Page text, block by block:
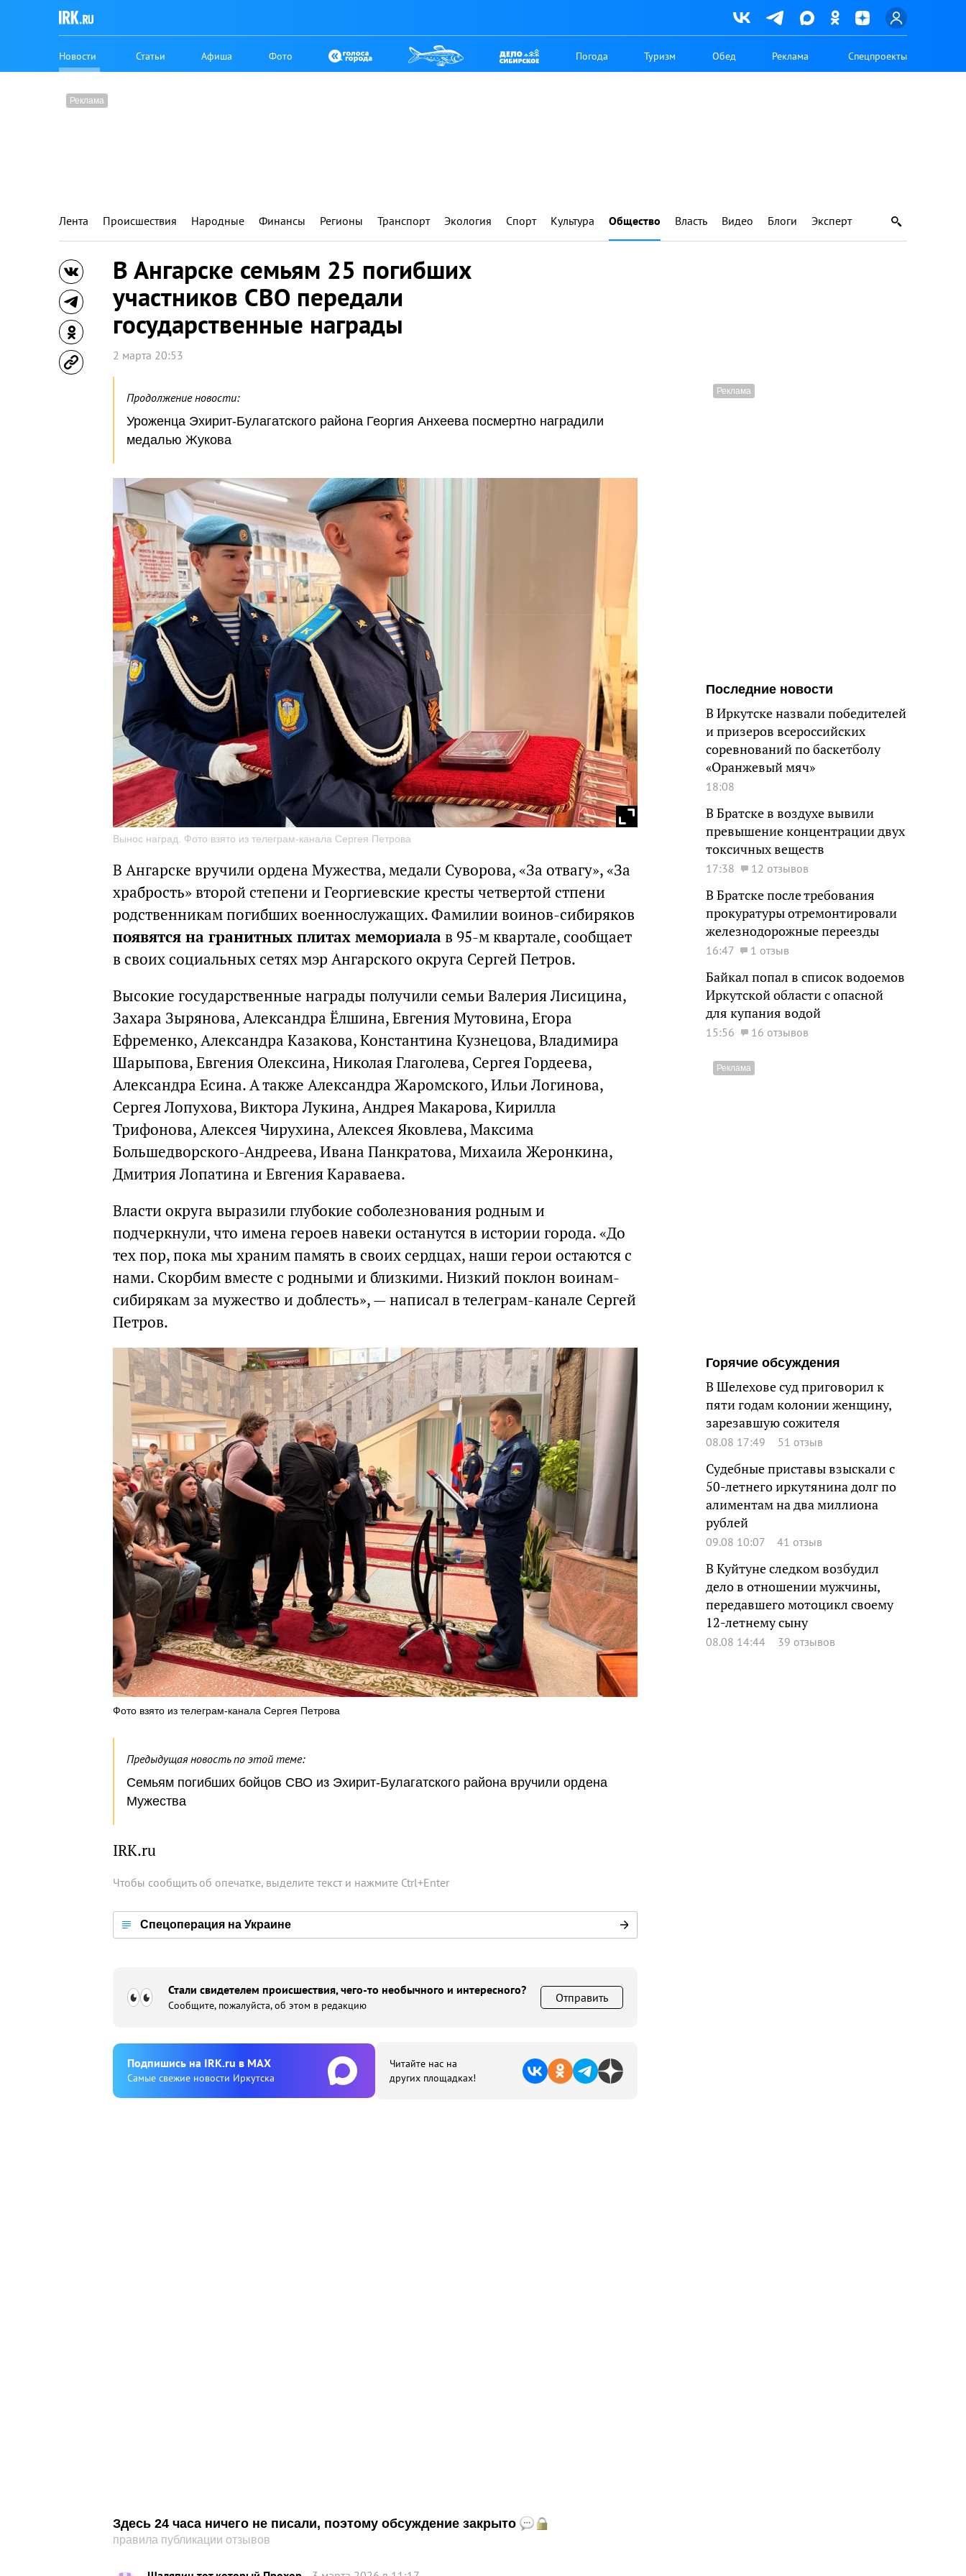
Новости Статьи Афиша Фото Погода Туризм Обед Реклама Спецпроекты
Лента Происшествия Народные Финансы Регионы Транспорт Экология Спорт Культура Общество Власть Видео Блоги Эксперт
В Ангарске семьям 25 погибших
участников СВО передали
государственные награды
2 марта 20:53
Продолжение новости:
Уроженца Эхирит-Булагатского района Георгия Анхеева посмертно наградили
медалью Жукова
Вынос наград. Фото взято из телеграм-канала Сергея Петрова
В Ангарске вручили ордена Мужества, медали Суворова, «За отвагу», «За
храбрость» второй степени и Георгиевские кресты четвертой стпени
родственникам погибших военнослужащих. Фамилии воинов-сибиряков
появятся на гранитных плитах мемориалав 95-м квартале, сообщает
в своих социальных сетях мэр Ангарского округа Сергей Петров.
Высокие государственные награды получили семьи Валерия Лисицина,
Захара Зырянова, Александра Ёлшина, Евгения Мутовина, Егора
Ефременко, Александра Казакова, Константина Кузнецова, Владимира
Шарыпова, Евгения Олексина, Николая Глаголева, Сергея Гордеева,
Александра Есина. А также Александра Жаромского, Ильи Логинова,
Сергея Лопухова, Виктора Лукина, Андрея Макарова, Кирилла
Трифонова, Алексея Чирухина, Алексея Яковлева, Максима
Большедворского-Андреева, Ивана Панкратова, Михаила Жеронкина,
Дмитрия Лопатина и Евгения Караваева.
Власти округа выразили глубокие соболезнования родным и
подчеркнули, что имена героев навеки останутся в истории города. «До
тех пор, пока мы храним память в своих сердцах, наши герои остаются с
нами. Скорбим вместе с родными и близкими. Низкий поклон воинам-
сибирякам за мужество и доблесть», — написал в телеграм-канале Сергей
Петров.
Фото взято из телеграм-канала Сергея Петрова
Предыдущая новость по этой теме:
Семьям погибших бойцов СВО из Эхирит-Булагатского района вручили ордена
Мужества
IRK.ru
Чтобы сообщить об опечатке, выделите текст и нажмите Ctrl+Enter
Спецоперация на Украине
Стали свидетелем происшествия, чего-то необычного и интересного?
Сообщите, пожалуйста, об этом в редакцию
Отправить
Подпишиcь на IRK.ru в MAX
Cамые свежие новости Иркутска
Читайте нас на
других площадках!
Здесь 24 часа ничего не писали, поэтому обсуждение закрыто
правила публикации отзывов
Последние новости
В Иркутске назвали победителей
и призеров всероссийских
соревнований по баскетболу
«Оранжевый мяч»
18:08
В Братске в воздухе вывили
превышение концентрации двух
токсичных веществ
17:38 12 отзывов
В Братске после требования
прокуратуры отремонтировали
железнодорожные переезды
16:47 1 отзыв
Байкал попал в список водоемов
Иркутской области с опасной
для купания водой
15:56 16 отзывов
Горячие обсуждения
В Шелехове суд приговорил к
пяти годам колонии женщину,
зарезавшую сожителя
08.08 17:49 51 отзыв
Судебные приставы взыскали с
50-летнего иркутянина долг по
алиментам на два миллиона
рублей
09.08 10:07 41 отзыв
В Куйтуне следком возбудил
дело в отношении мужчины,
передавшего мотоцикл своему
12-летнему сыну
08.08 14:44 39 отзывов